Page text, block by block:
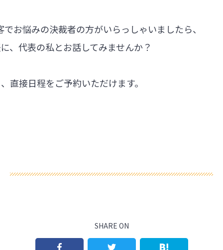
お悩みの決裁者の方がいらっしゃいましたら、
、代表の私とお話してみませんか？
直接日程をご予約いただけます。
SHARE ON